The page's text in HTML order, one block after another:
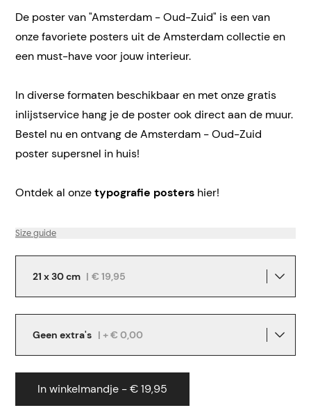
De poster van "Amsterdam - Oud-Zuid" is een van
onze favoriete posters uit de Amsterdam collectie en
een must-have voor jouw interieur.
In diverse formaten beschikbaar en met onze gratis
inlijstservice hang je de poster ook direct aan de muur.
Bestel nu en ontvang de Amsterdam - Oud-Zuid
poster supersnel in huis!
Ontdek al onzetypografie posters hier!
Size guide
21 x 30 cm | € 19,95
Geen extra's | + € 0,00
In winkelmandje - € 19,95